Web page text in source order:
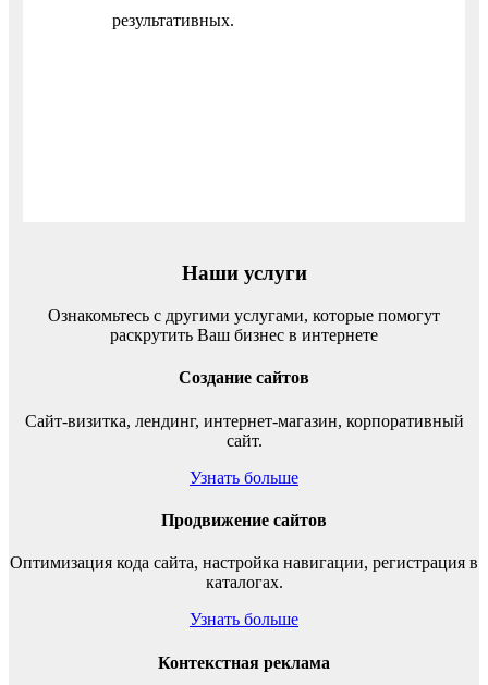
результативных.
Наши услуги
Ознакомьтесь с другими услугами, которые помогут
раскрутить Ваш бизнес в интернете
Создание сайтов
Сайт-визитка, лендинг, интернет-магазин, корпоративный
сайт.
Узнать больше
Продвижение сайтов
Оптимизация кода сайта, настройка навигации, регистрация в
каталогах.
Узнать больше
Контекстная реклама